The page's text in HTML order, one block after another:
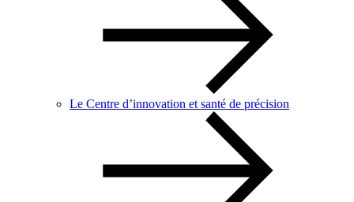
Le Centre d’innovation et santé de précision